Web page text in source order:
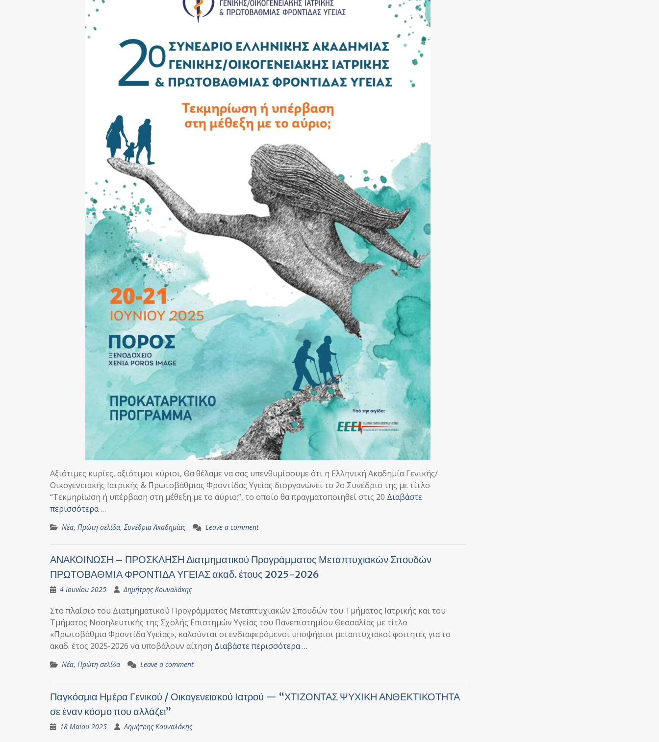
Αξιότιμες κυρίες, αξιότιμοι κύριοι, Θα θέλαμε να σας υπενθυμίσουμε ότι η Ελληνική Ακαδημία Γενικής/
Οικογενειακής Ιατρικής & Πρωτοβάθμιας Φροντίδας Υγείας διοργανώνει το 2ο Συνέδριο της με τίτλο
“Τεκμηρίωση ή υπέρβαση στη μέθεξη με το αύριο;”, το οποίο θα πραγματοποιηθεί στις 20 Διαβάστε
περισσότερα …
Νέα, Πρώτη σελίδα,Συνέδρια Ακαδημίας Leave a comment
ΑΝΑΚΟΙΝΩΣΗ – ΠΡΟΣΚΛΗΣΗ Διατμηματικού Προγράμματος Μεταπτυχιακών Σπουδών
ΠΡΩΤΟΒΑΘΜΙΑ ΦΡΟΝΤΙΔΑ ΥΓΕΙΑΣ ακαδ. έτους 2025-2026
4 Ιουνίου 2025 Δημήτρης Κουναλάκης
Στo πλαίσιo του Διατμηματικού Προγράμματος Μεταπτυχιακών Σπουδών του Τμήματος Ιατρικής και του
Τμήματος Νοσηλευτικής της Σχολής Επιστημών Υγείας του Πανεπιστημίου Θεσσαλίας με τίτλο
«Πρωτοβάθμια Φροντίδα Υγείας», καλούνται οι ενδιαφερόμενοι υποψήφιοι μεταπτυχιακοί φοιτητές για το
ακαδ. έτος 2025-2026 να υποβάλουν αίτηση Διαβάστε περισσότερα …
Νέα, Πρώτη σελίδα Leave a comment
Παγκόσμια Ημέρα Γενικού / Οικογενειακού Ιατρού — “ΧΤΙΖΟΝΤΑΣ ΨΥΧΙΚΗ ΑΝΘΕΚΤΙΚΟΤΗΤΑ
σε έναν κόσμο που αλλάζει”
18 Μαΐου 2025 Δημήτρης Κουναλάκης